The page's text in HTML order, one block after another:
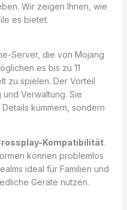
Wir zeigen Ihnen, wie
es bietet.
Server, die von Mojang
es bis zu 11
zu spielen. Der Vorteil
Verwaltung. Sie
kümmern, sondern
Kompatibilität.
können problemlos
ideal für Familien und
Geräte nutzen.